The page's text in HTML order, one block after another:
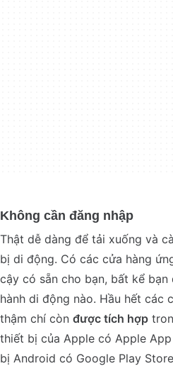
Không cần đăng nhập
Thật dễ dàng để tải xuống và
bị di động. Có các cửa hàng
cậy có sẵn cho bạn, bất kể bạn
hành di động nào. Hầu hết các
thậm chí còn được tích hợp
thiết bị của Apple có Apple
bị Android có Google Play